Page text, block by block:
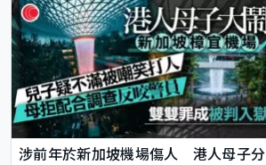
涉前年於新加坡機場傷人 港人母子分